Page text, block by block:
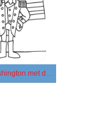
George Washington met de vlag van Amerika